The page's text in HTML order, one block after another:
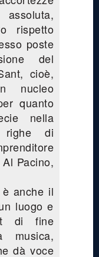
rispetto
poste
del
cioè,
nucleo
quanto
nella
righe di
Pacino,
anche il
luogo e
di fine
musica,
dà voce